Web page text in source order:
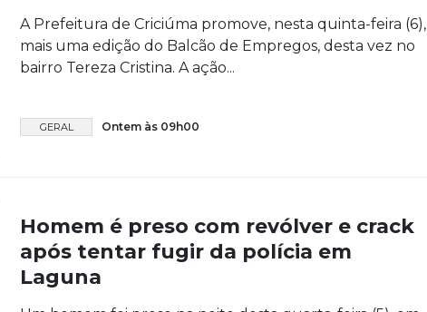
A Prefeitura de Criciúma promove, nesta quinta-feira (6),
mais uma edição do Balcão de Empregos, desta vez no
bairro Tereza Cristina. A ação...
GERAL Ontem às 09h00
Homem é preso com revólver e crack
após tentar fugir da polícia em
Laguna